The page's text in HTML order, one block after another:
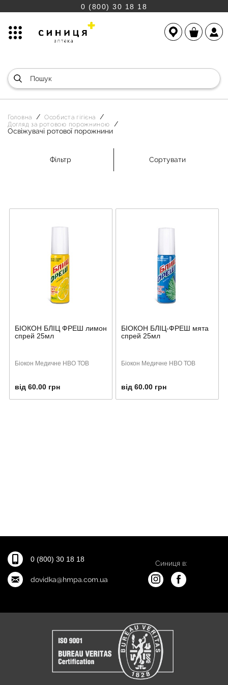
0 (800) 30 18 18
Головна
Особиста гігієна
Догляд за ротовою порожниною
Освіжувачі ротової порожнини
Фільтр Сортувати
БІОКОН БЛІЦ ФРЕШ лимон
спрей 25мл
Біокон Медичне НВО ТОВ
від 60.00 грн
БІОКОН БЛІЦ-ФРЕШ мята
спрей 25мл
Біокон Медичне НВО ТОВ
від 60.00 грн
0 (800) 30 18 18
dovidka@hmpa.com.ua
Синиця в: